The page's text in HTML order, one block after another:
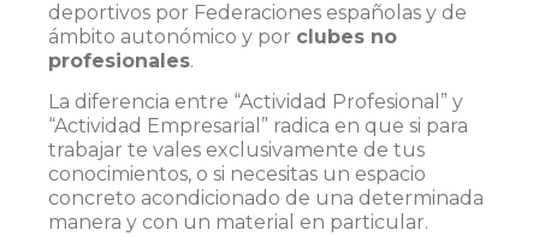
deportivos por Federaciones españolas y de
ámbito autonómico y por clubes no
profesionales.
La diferencia entre “Actividad Profesional” y
“Actividad Empresarial” radica en que si para
trabajar te vales exclusivamente de tus
conocimientos, o si necesitas un espacio
concreto acondicionado de una determinada
manera y con un material en particular.